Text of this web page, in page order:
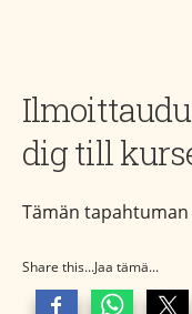
dig till
Tämän
Share this...Jaa tämä...